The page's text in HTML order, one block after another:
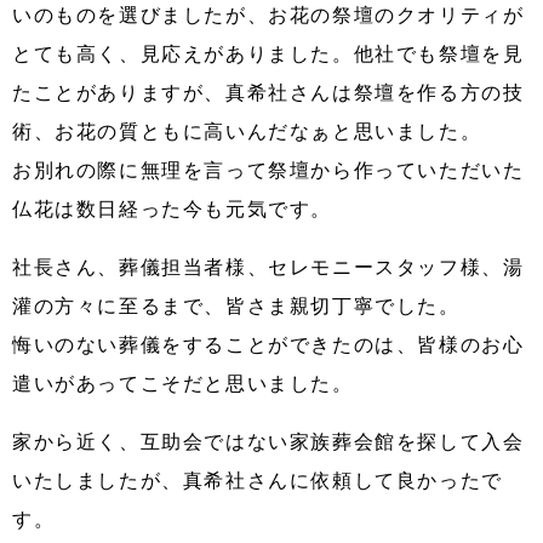
いのものを選びましたが、お花の祭壇のクオリティが
とても高く、見応えがありました。他社でも祭壇を見
たことがありますが、真希社さんは祭壇を作る方の技
術、お花の質ともに高いんだなぁと思いました。
お別れの際に無理を言って祭壇から作っていただいた
仏花は数日経った今も元気です。
社長さん、葬儀担当者様、セレモニースタッフ様、湯
灌の方々に至るまで、皆さま親切丁寧でした。
悔いのない葬儀をすることができたのは、皆様のお心
遣いがあってこそだと思いました。
家から近く、互助会ではない家族葬会館を探して入会
いたしましたが、真希社さんに依頼して良かったで
す。